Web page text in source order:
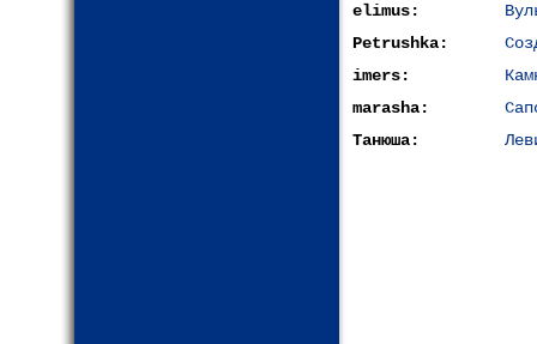
elimus:
Petrushka:
imers:
marasha:
Танюша: